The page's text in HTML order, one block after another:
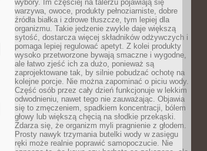
wybory. Im częściej na talerzu pojawiają się
warzywa, owoce, produkty pełnoziarniste, dobre
źródła białka i zdrowe tłuszcze, tym lepiej dla
organizmu. Takie jedzenie zwykle daje większą
sytość, dostarcza więcej składników odżywczych i
pomaga lepiej regulować apetyt. Z kolei produkty
wysoko przetworzone bywają smaczne i wygodne,
ale łatwo zjeść ich za dużo, ponieważ są
zaprojektowane tak, by silnie pobudzać ochotę na
kolejne porcje. Nie można zapominać o piciu wody.
Część osób przez cały dzień funkcjonuje w lekkim
odwodnieniu, nawet tego nie zauważając. Objawia
się to zmęczeniem, spadkiem koncentracji, bólem
głowy lub większą chęcią na słodkie przekąski.
Zdarza się, że organizm myli pragnienie z głodem.
Prosty nawyk trzymania butelki wody w zasięgu
ręki może realnie poprawić samopoczucie. Nie